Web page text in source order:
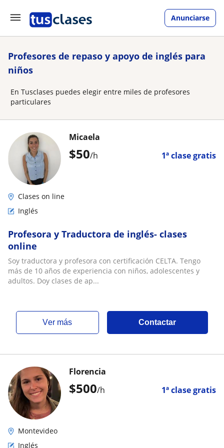
Anunciarse
Profesores de repaso y apoyo de inglés para
niños
En Tusclases puedes elegir entre miles de profesores
particulares
$50/h 1ª clase gratis
Micaela
Clases on line
Inglés
Profesora y Traductora de inglés- clases
online
Soy traductora y profesora con certificación CELTA. Tengo
más de 10 años de experiencia con niños, adolescentes y
adultos. Doy clases de ap...
ver más Contactar
$500/h 1ª clase gratis
Florencia
Montevideo
Inglés